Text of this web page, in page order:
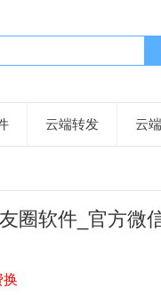
云端转发 云
圈软件_官方微
换